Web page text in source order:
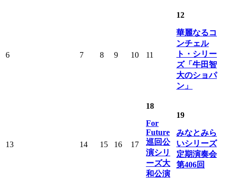
6 7 8 9 10 11
12
華麗なるコ
ンチェル
ト・シリー
ズ「牛田智
大のショパ
ン」
13 14 15 16 17
18
For
Future
巡回公
演シリ
ーズ大
和公演
19
みなとみら
いシリーズ
定期演奏会
第406回